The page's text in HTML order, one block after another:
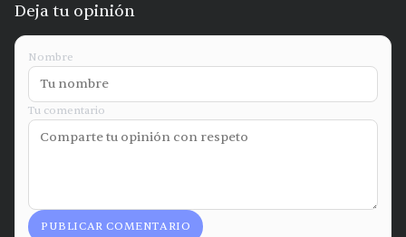
Deja tu opinión
Nombre
Tu comentario
PUBLICAR COMENTARIO